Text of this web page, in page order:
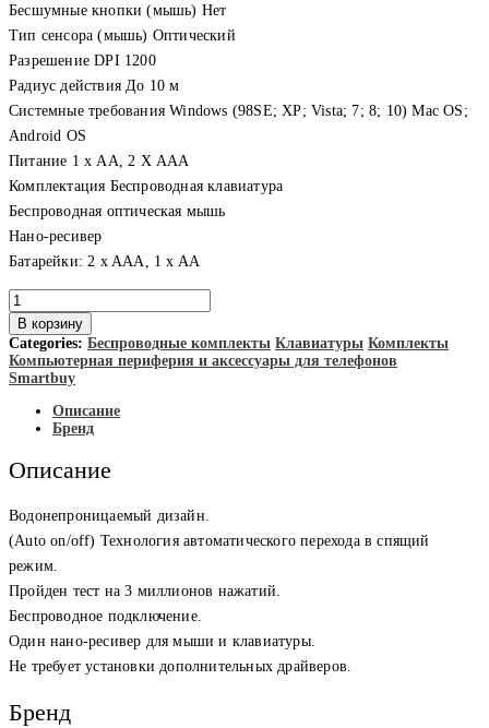
Бесшумные кнопки (мышь) Нет
Тип сенсора (мышь) Оптический
Разрешение DPI 1200
Радиус действия До 10 м
Системные требования Windows (98SE; XP; Vista; 7; 8; 10) Mac OS;
Android OS
Питание 1 х АА, 2 Х ААА
Комплектация Беспроводная клавиатура
Беспроводная оптическая мышь
Нано-ресивер
Батарейки: 2 x AAA, 1 x AA
Количество
товара
SmartBuy
ONE
Комплект
беспроводной
116377AG
клавиатура+мышь
В корзину
Categories: Беспроводные комплекты Клавиатуры Комплекты
Компьютерная периферия и аксессуары для телефонов
Smartbuy
Описание
Бренд
Описание
Водонепроницаемый дизайн.
(Auto on/off) Технология автоматического перехода в спящий
режим.
Пройден тест на 3 миллионов нажатий.
Беспроводное подключение.
Один нано-ресивер для мыши и клавиатуры.
Не требует установки дополнительных драйверов.
Бренд